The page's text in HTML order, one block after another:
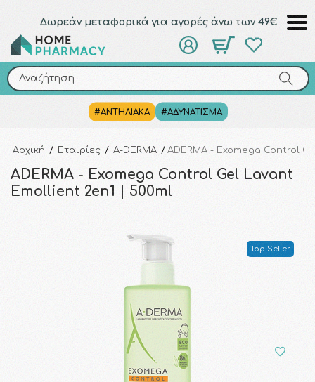
Δωρεάν μεταφορικά για αγορές άνω των 49€
Αναζήτηση
#ΑΝΤΗΛΙΑΚΑ #ΑΔΥΝΑΤΙΣΜΑ
Αναζήτηση
Αρχική / Εταιρίες / A-DERMA / ADERMA - Exomega Control
ADERMA - Exomega Control Gel Lavant
Emollient 2en1 | 500ml
Top Seller